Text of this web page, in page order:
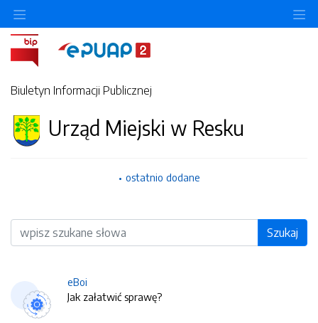
Biuletyn Informacji Publicznej
Urząd Miejski w Resku
ostatnio dodane
Wyszukiwarka Szukaj
eBoi
Jak załatwić sprawę?